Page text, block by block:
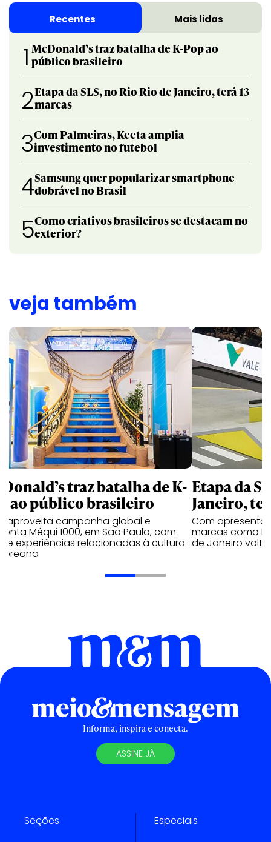
Recentes Mais lidas
1 McDonald’s traz batalha de K-Pop ao
público brasileiro
2Etapa da SLS, no Rio Rio de Janeiro, terá 13
marcas
3Com Palmeiras, Keeta amplia
investimento no futebol
4Samsung quer popularizar smartphone
dobrável no Brasil
5Como criativos brasileiros se destacam no
exterior?
veja também
traz batalha de K-
ao público brasileiro
aproveita campanha global e
Méqui 1000, em São Paulo, com
e experiências relacionadas à cultura
Etapa da
Janeiro,
Com
marcas como
de Janeiro
Informa, inspira e conecta.
ASSINE JÁ
Seções Especiais